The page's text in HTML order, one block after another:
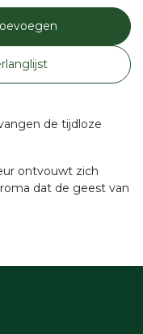
de tijdloze
ontvouwt zich
dat de geest van